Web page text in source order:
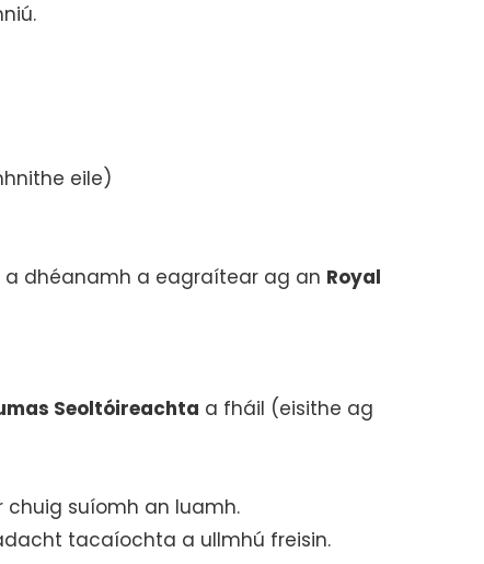
eile)
a dhéanamh a eagraítear ag an Royal
Seoltóireachta a fháil (eisithe ag
chuig suíomh an luamh.
tacaíochta a ullmhú freisin.